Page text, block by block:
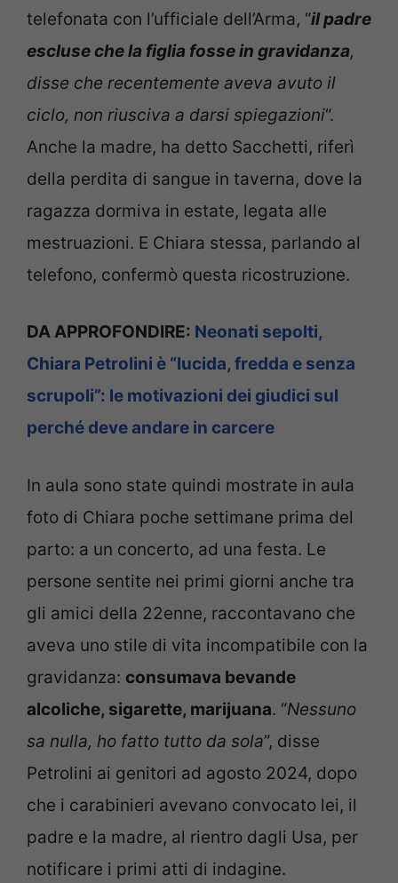
telefonata con l’ufficiale dell’Arma, “il padre
escluse che la figlia fosse in gravidanza,
disse che recentemente aveva avuto il
ciclo, non riusciva a darsi spiegazioni“.
Anche la madre, ha detto Sacchetti, riferì
della perdita di sangue in taverna, dove la
ragazza dormiva in estate, legata alle
mestruazioni. E Chiara stessa, parlando al
telefono, confermò questa ricostruzione.
DA APPROFONDIRE: Neonati sepolti,
Chiara Petrolini è “lucida, fredda e senza
scrupoli”: le motivazioni dei giudici sul
perché deve andare in carcere
In aula sono state quindi mostrate in aula
foto di Chiara poche settimane prima del
parto: a un concerto, ad una festa. Le
persone sentite nei primi giorni anche tra
gli amici della 22enne, raccontavano che
aveva uno stile di vita incompatibile con la
gravidanza: consumava bevande
alcoliche, sigarette, marijuana. “Nessuno
sa nulla, ho fatto tutto da sola”, disse
Petrolini ai genitori ad agosto 2024, dopo
che i carabinieri avevano convocato lei, il
padre e la madre, al rientro dagli Usa, per
notificare i primi atti di indagine.